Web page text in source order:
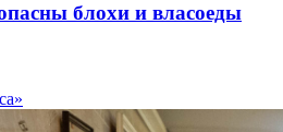
блохи и власоеды